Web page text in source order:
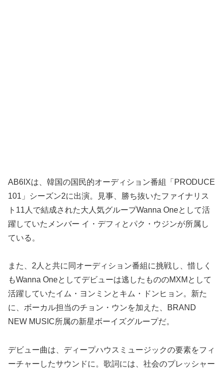
AB6IXは、韓国の国民的オーディション番組「PRODUCE
101」シーズン2に出演。見事、勝ち抜いたファイナリス
ト11人で結成された大人気グループWanna Oneとして活
躍していたメンバー イ・デフィとパク・ウジンが所属し
ている。
また、2人と共に同オーディション番組に挑戦し、惜しく
もWanna Oneとしてデビューは逃したもののMXMとして
活躍していたイム・ヨンミンとキム・ドンヒョン。新た
に、ボーカル担当のチョン・ウンを加えた、BRAND
NEW MUSIC所属の新星ボーイズグループだ。
デビュー曲は、ディープハウスミュージックの要素をフィ
ーチャーしたサウンドに。歌詞には、社会のプレッシャー